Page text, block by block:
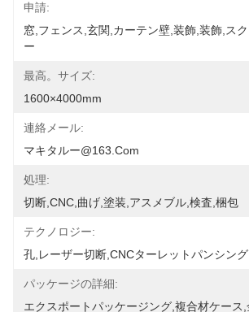
申請:
窓,フェンス,玄関,カーテン壁,装飾,装飾,ス
ー
最高。サイズ:
1600×4000mm
連絡メール:
マキタルー@163.com
処理:
切断,CNC,曲げ,塗装,アスメブル,検査,梱包
テクノロジー:
孔,レーザー切断,CNCターレットパンシン
パッケージの詳細:
エクスポートパッケージング,複合材ケース